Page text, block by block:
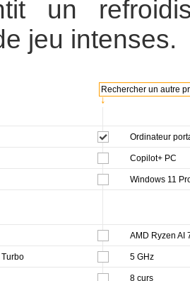
un
jeu intenses.
↓
Rechercher un autre
Ordinateur
Copilot+ PC
Windows 11
AMD Ryzen AI
5 GHz
8 curs